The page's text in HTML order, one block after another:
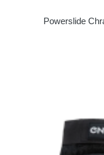
Powerslide